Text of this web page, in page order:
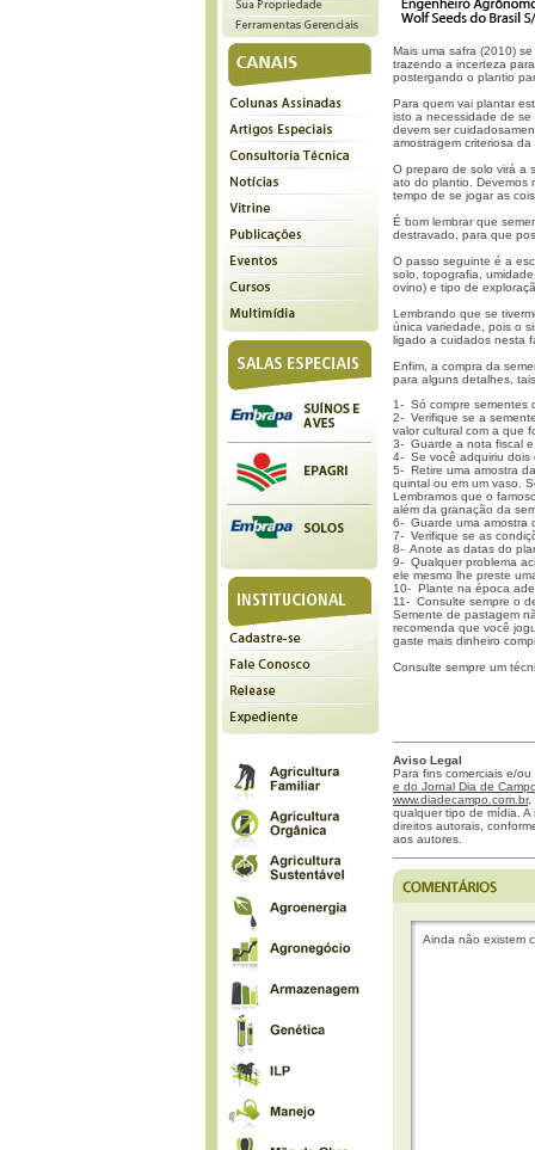
Mais uma safra (2010)
trazendo a incerteza
postergando o plantio
Para quem vai plantar
isto a necessidade de
devem ser
amostragem criteriosa
O preparo de solo virá a
ato do plantio. Devemos
tempo de se jogar as
É bom lembrar que
destravado, para que
O passo seguinte é a
solo, topografia,
ovino) e tipo de
Lembrando que se
única variedade, pois o
ligado a cuidados nesta
Enfim, a compra da
para alguns detalhes,
1- Só compre sementes
2- Verifique se a
valor cultural com a que
3- Guarde a nota fiscal
4- Se você adquiriu dois
5- Retire uma amostra
quintal ou em um vaso.
Lembramos que o
além da granação da
6- Guarde uma amostra
7- Verifique se as
8- Anote as datas do
9- Qualquer problema
ele mesmo lhe preste
10- Plante na época
11- Consulte sempre o
Semente de pastagem
recomenda que você
gaste mais dinheiro
Consulte sempre um
Aviso Legal
Para fins comerciais e/
e do Jornal Dia de
www.diadecampo.com.br,
qualquer tipo de mídia.
direitos autorais,
aos autores.
Ainda não existem